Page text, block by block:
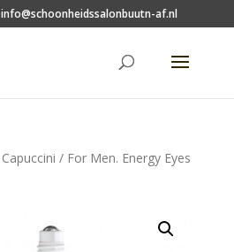
info@schoonheidssalonbuutn-af.nl
/ For Men. Energy Eyes